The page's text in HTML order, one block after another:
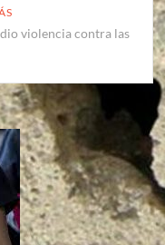
violencia contra las